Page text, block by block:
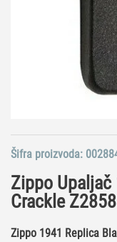
Zippo Upaljač
Crackle
Zippo 1941 Replica
Šifra proizvoda: